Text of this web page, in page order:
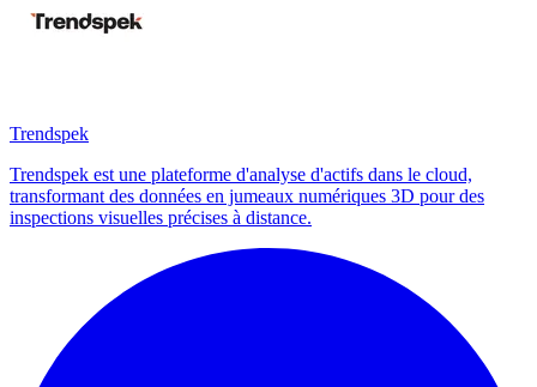
Trendspek
Trendspek est une plateforme d'analyse d'actifs dans le cloud,
transformant des données en jumeaux numériques 3D pour des
inspections visuelles précises à distance.